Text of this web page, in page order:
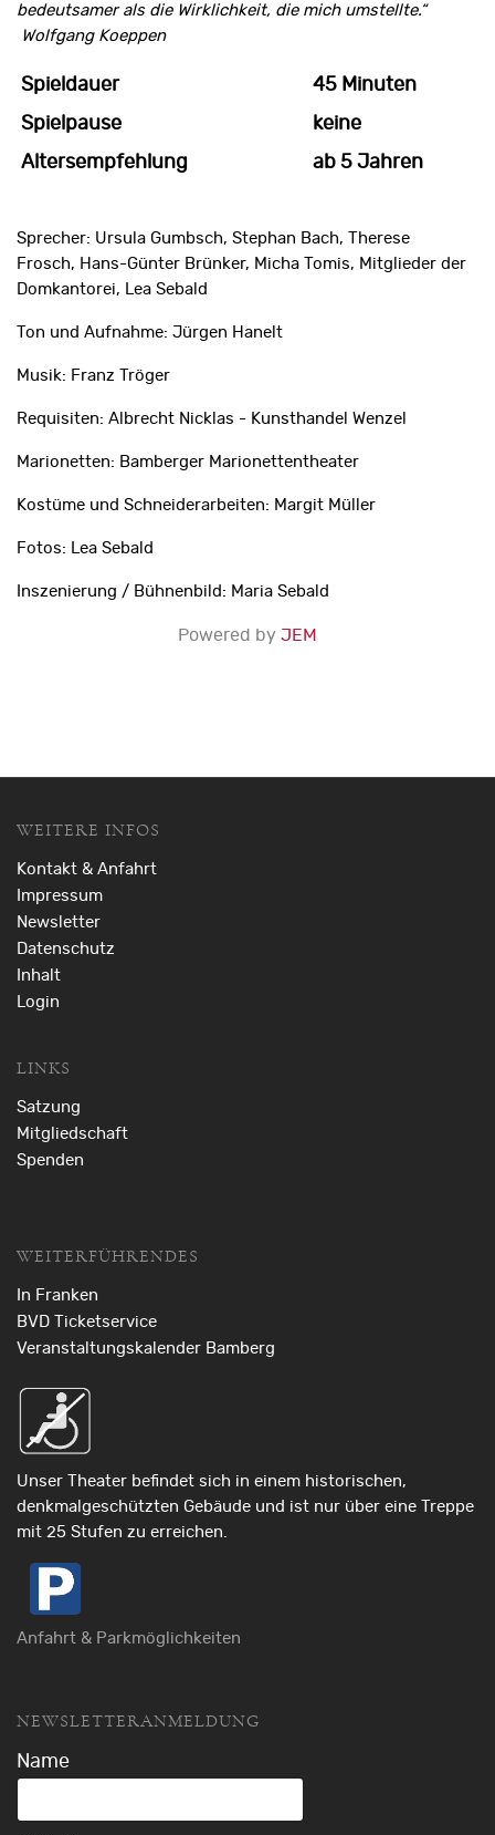
bedeutsamer als die Wirklichkeit, die mich umstellte.“
Wolfgang Koeppen
Spieldauer
45 Minuten
Spielpause
keine
Altersempfehlung
ab 5 Jahren
Sprecher: Ursula Gumbsch, Stephan Bach, Therese
Frosch, Hans-Günter Brünker, Micha Tomis, Mitglieder der
Domkantorei, Lea Sebald
Ton und Aufnahme: Jürgen Hanelt
Musik: Franz Tröger
Requisiten: Albrecht Nicklas - Kunsthandel Wenzel
Marionetten: Bamberger Marionettentheater
Kostüme und Schneiderarbeiten: Margit Müller
Fotos: Lea Sebald
Inszenierung / Bühnenbild: Maria Sebald
Powered by JEM
WEITERE INFOS
Kontakt & Anfahrt
Impressum
Newsletter
Datenschutz
Inhalt
Login
LINKS
Satzung
Mitgliedschaft
Spenden
WEITERFÜHRENDES
In Franken
BVD Ticketservice
Veranstaltungskalender Bamberg
Unser Theater befindet sich in einem historischen,
denkmalgeschützten Gebäude und ist nur über eine Treppe
mit 25 Stufen zu erreichen.
Anfahrt & Parkmöglichkeiten
NEWSLETTERANMELDUNG
Name